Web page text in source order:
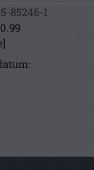
85246-1